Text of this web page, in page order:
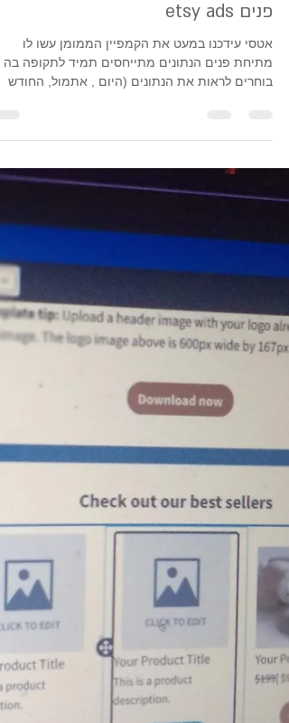
הקמפיין הממומן של אטסי עם מתיחת
פנים etsy ads
אטסי עידכנו במעט את הקמפיין הממומן עשו לו